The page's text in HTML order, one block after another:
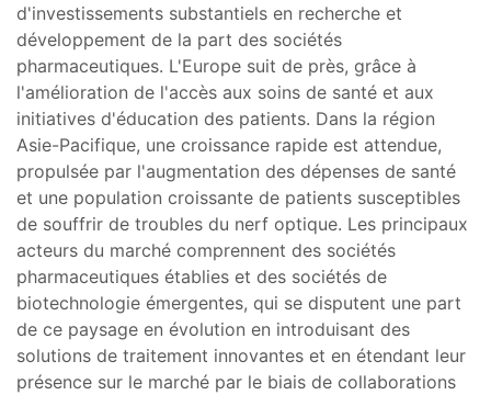
d'investissements substantiels en recherche et
développement de la part des sociétés
pharmaceutiques. L'Europe suit de près, grâce à
l'amélioration de l'accès aux soins de santé et aux
initiatives d'éducation des patients. Dans la région
Asie-Pacifique, une croissance rapide est attendue,
propulsée par l'augmentation des dépenses de santé
et une population croissante de patients susceptibles
de souffrir de troubles du nerf optique. Les principaux
acteurs du marché comprennent des sociétés
pharmaceutiques établies et des sociétés de
biotechnologie émergentes, qui se disputent une part
de ce paysage en évolution en introduisant des
solutions de traitement innovantes et en étendant leur
présence sur le marché par le biais de collaborations